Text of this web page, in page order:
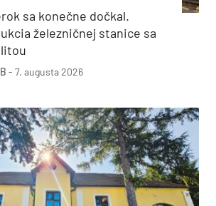
sa konečne dočkal.
železničnej stanice sa
- 7. augusta 2026